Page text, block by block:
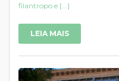
filantropo e [...]
LEIA MAIS